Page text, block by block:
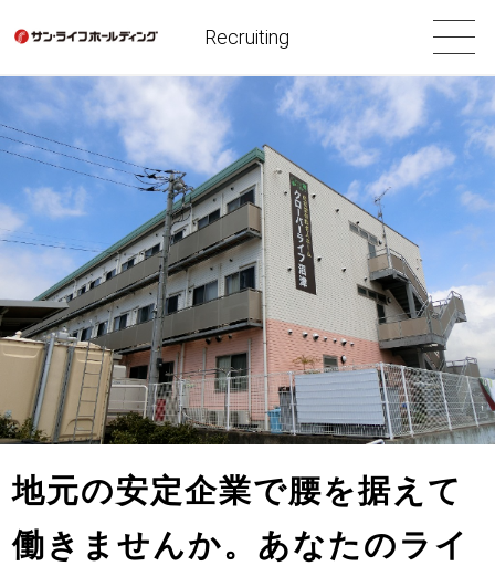
Recruiting
地元の安定企業で腰を据えて
働きませんか。あなたのライ